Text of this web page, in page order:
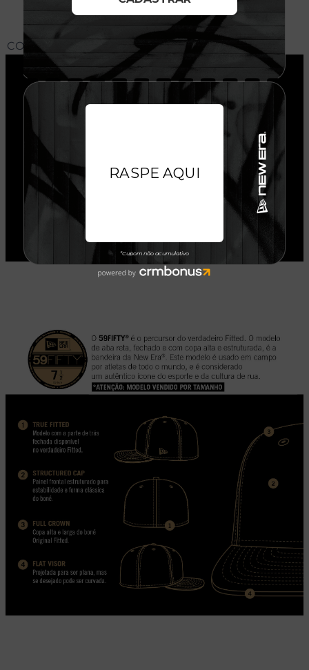
CONHEÇA O MODELO DO BONÉ